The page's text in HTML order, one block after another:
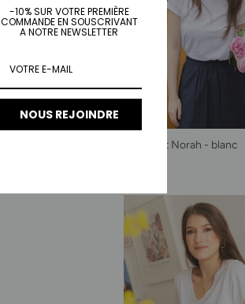
Tee-shirt Norah - blanc
-10% SUR VOTRE PREMIÈRE
COMMANDE EN SOUSCRIVANT
A NOTRE NEWSLETTER
NOUS REJOINDRE